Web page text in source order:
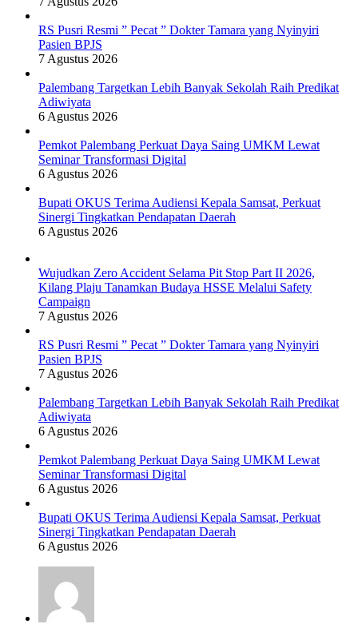
RS Pusri Resmi ” Pecat ” Dokter Tamara yang Nyinyiri
Pasien BPJS
7 Agustus 2026
Palembang Targetkan Lebih Banyak Sekolah Raih Predikat
Adiwiyata
6 Agustus 2026
Pemkot Palembang Perkuat Daya Saing UMKM Lewat
Seminar Transformasi Digital
6 Agustus 2026
Bupati OKUS Terima Audiensi Kepala Samsat, Perkuat
Sinergi Tingkatkan Pendapatan Daerah
6 Agustus 2026
Wujudkan Zero Accident Selama Pit Stop Part II 2026,
Kilang Plaju Tanamkan Budaya HSSE Melalui Safety
Campaign
7 Agustus 2026
RS Pusri Resmi ” Pecat ” Dokter Tamara yang Nyinyiri
Pasien BPJS
7 Agustus 2026
Palembang Targetkan Lebih Banyak Sekolah Raih Predikat
Adiwiyata
6 Agustus 2026
Pemkot Palembang Perkuat Daya Saing UMKM Lewat
Seminar Transformasi Digital
6 Agustus 2026
Bupati OKUS Terima Audiensi Kepala Samsat, Perkuat
Sinergi Tingkatkan Pendapatan Daerah
6 Agustus 2026